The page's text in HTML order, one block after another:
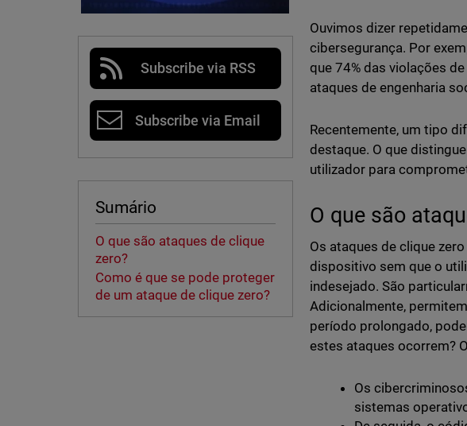
Subscribe via RSS
Subscribe via Email
Sumário
O que são ataques de clique
zero?
Como é que se pode proteger
de um ataque de clique zero?
Ouvimos dizer
cibersegurança. Por
que 74% das violações
ataques de engenharia
Recentemente, um tipo
destaque. O que
utilizador para
O que são
Os ataques de clique
dispositivo sem que o
indesejado. São
Adicionalmente,
período prolongado,
estes ataques ocorrem?
Os
sistemas